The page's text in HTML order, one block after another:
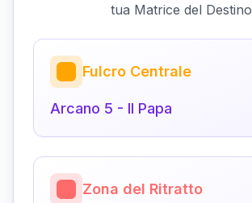
tua Matrice del Destino
Fulcro Centrale
Arcano 5 - Il Papa
Zona del Ritratto